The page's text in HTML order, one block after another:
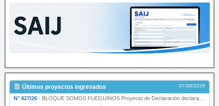
Últimos proyectos ingresados 07/08/2026
N° 427/26 · BLOQUE SOMOS FUEGUINOS Proyecto de Declaración declarando de interés provincial PRESIDENCI…